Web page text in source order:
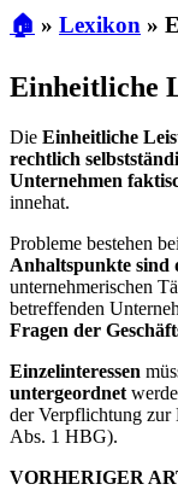
🏠 » Lexikon »
Einheitliche
Die Einheitliche
rechtlich
Unternehmen
innehat.
Probleme bestehen
Anhaltspunkte sind
unternehmerischen
betreffenden
Fragen der
Einzelinteressen
untergeordnet
der Verpflichtung zur
Abs. 1 HBG).
VORHERIGER